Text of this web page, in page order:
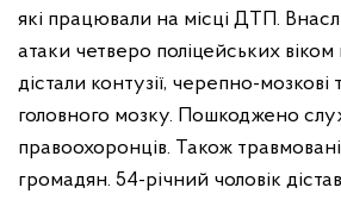
які працювали на місці ДТП.
атаки четверо поліцейських віком
дістали контузії, черепно-
головного мозку. Пошкоджено
правоохоронців. Також
громадян. 54-річний чоловік